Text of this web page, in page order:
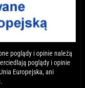
poglądy i opinie należą
poglądy i opinie
Europejska, ani